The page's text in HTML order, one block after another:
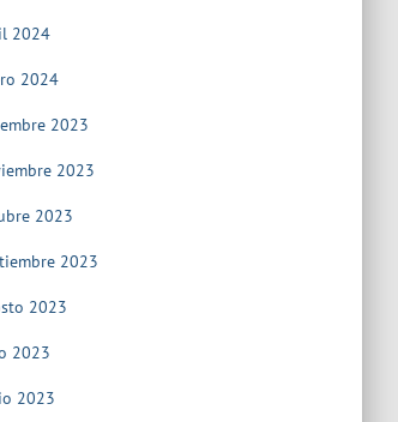
2024
2024
2023
2023
2023
2023
2023
2023
2023